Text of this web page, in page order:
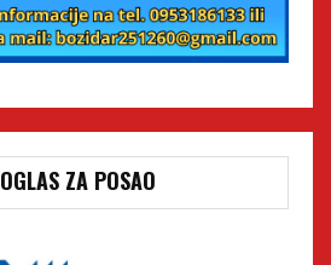
OGLAS ZA POSAO